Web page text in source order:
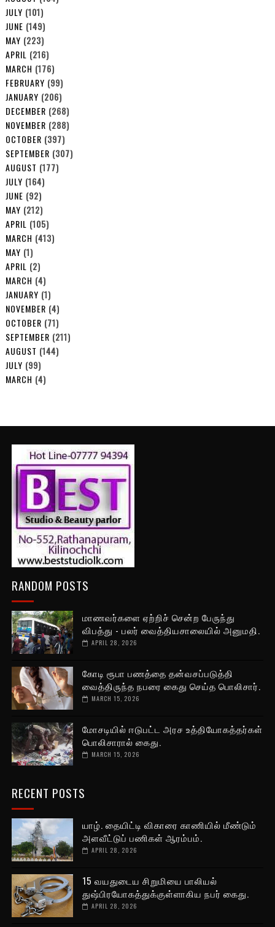
JULY (101)
JUNE (149)
MAY (223)
APRIL (216)
MARCH (176)
FEBRUARY (99)
JANUARY (206)
DECEMBER (268)
NOVEMBER (288)
OCTOBER (397)
SEPTEMBER (307)
AUGUST (177)
JULY (164)
JUNE (92)
MAY (212)
APRIL (105)
MARCH (413)
MAY (1)
APRIL (2)
MARCH (4)
JANUARY (1)
NOVEMBER (4)
OCTOBER (71)
SEPTEMBER (211)
AUGUST (144)
JULY (99)
MARCH (4)
RANDOM POSTS
மாணவர்களை ஏற்றிச் சென்ற பேருந்து
விபத்து - பலர் வைத்தியசாலையில் அனுமதி.
APRIL 28, 2026
கோடி ரூபா பணத்தை தன்வசப்படுத்தி
வைத்திருந்த நபரை கைது செய்த பொலிசார்.
MARCH 15, 2026
மோசடியில் ஈடுபட்ட அரச உத்தியோகத்தர்கள்
பொலிசாரால் கைது.
MARCH 15, 2026
RECENT POSTS
யாழ். தையிட்டி விகாரை காணியில் மீண்டும்
அளவீட்டுப் பணிகள் ஆரம்பம்.
APRIL 28, 2026
15 வயதுடைய சிறுமியை பாலியல்
துஷ்பிரயோகத்துக்குள்ளாகிய நபர் கைது.
APRIL 28, 2026